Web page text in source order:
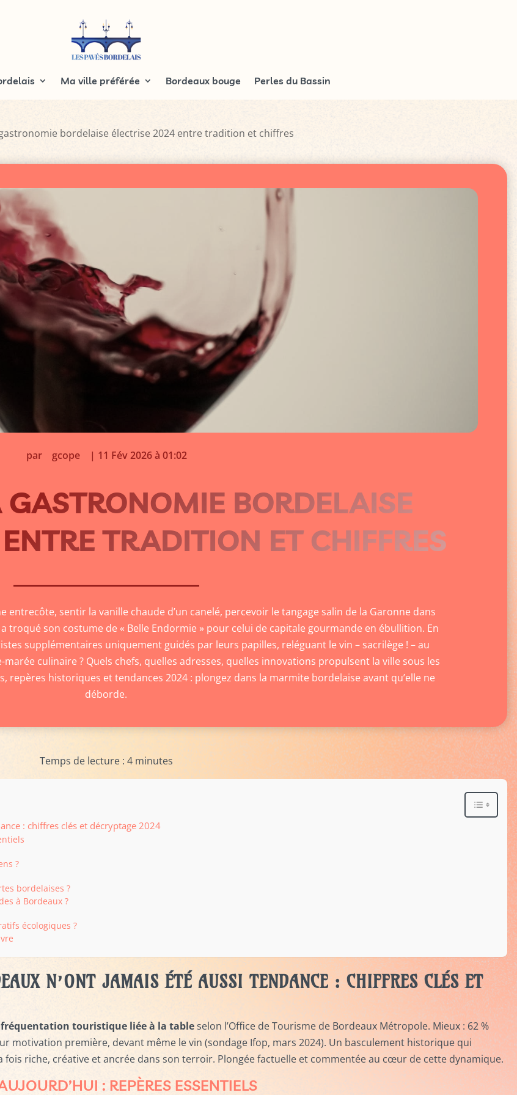
Ma ville préférée Bordeaux bouge Perles du Bassin
bordelaise électrise 2024 entre tradition et chiffres
par gcope | 11 Fév 2026 à 01:02
BORDELAISE
TRADITION ET CHIFFRES
entrecôte, sentir la vanille chaude d’un canelé, percevoir le tangage salin de la Garonne dans
troqué son costume de « Belle Endormie » pour celui de capitale gourmande en ébullition. En
supplémentaires uniquement guidés par leurs papilles, reléguant le vin – sacrilège ! – au
culinaire ? Quels chefs, quelles adresses, quelles innovations propulsent la ville sous les
repères historiques et tendances 2024 : plongez dans la marmite bordelaise avant qu’elle ne
déborde.
Temps de lecture : 4 minutes
: chiffres clés et décryptage 2024
?
bordelaises ?
à Bordeaux ?
écologiques ?
N’ONT JAMAIS ÉTÉ AUSSI TENDANCE : CHIFFRES CLÉS ET
fréquentation touristique liée à la tableselon l’Office de Tourisme de Bordeaux Métropole. Mieux : 62 %
motivation première, devant même le vin (sondage Ifop, mars 2024). Un basculement historique qui
fois riche, créative et ancrée dans son terroir. Plongée factuelle et commentée au cœur de cette dynamique.
: REPÈRES ESSENTIELS